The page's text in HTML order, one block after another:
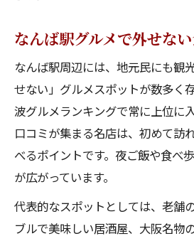
なんば駅グルメで外せな
なんば駅周辺には、地元民にも観
せない」グルメスポットが数多く
波グルメランキングで常に上位に
口コミが集まる名店は、初めて訪
べるポイントです。夜ご飯や食べ
が広がっています。
代表的なスポットとしては、老舗
ブルで美味しい居酒屋、大阪名物